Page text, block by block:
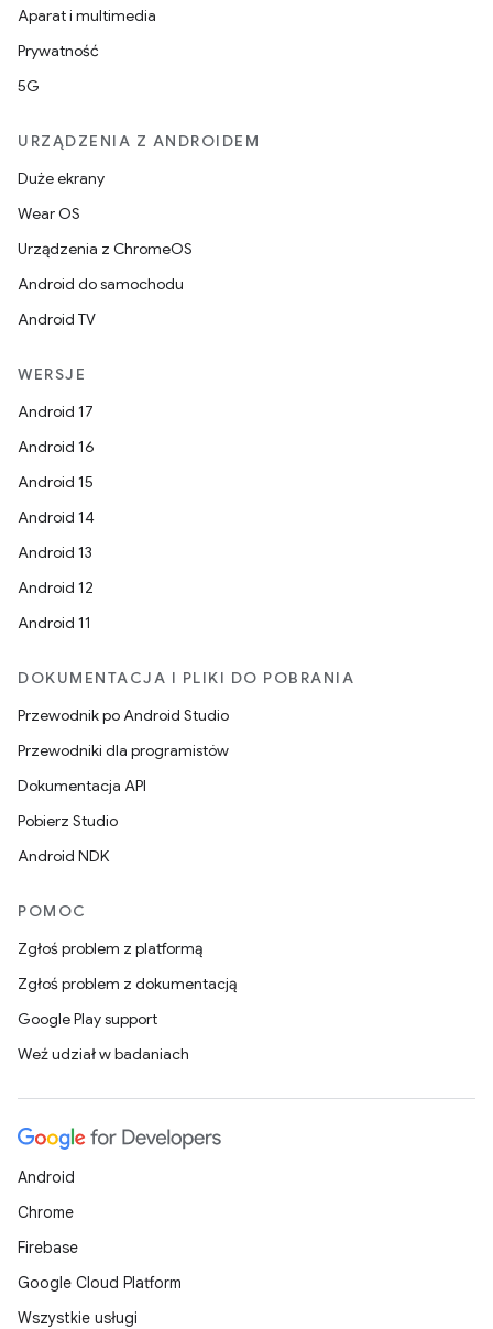
Aparat i multimedia
Prywatność
5G
URZĄDZENIA Z ANDROIDEM
Duże ekrany
Wear OS
Urządzenia z ChromeOS
Android do samochodu
Android TV
WERSJE
Android 17
Android 16
Android 15
Android 14
Android 13
Android 12
Android 11
DOKUMENTACJA I PLIKI DO POBRANIA
Przewodnik po Android Studio
Przewodniki dla programistów
Dokumentacja API
Pobierz Studio
Android NDK
POMOC
Zgłoś problem z platformą
Zgłoś problem z dokumentacją
Google Play support
Weź udział w badaniach
Android
Chrome
Firebase
Google Cloud Platform
Wszystkie usługi